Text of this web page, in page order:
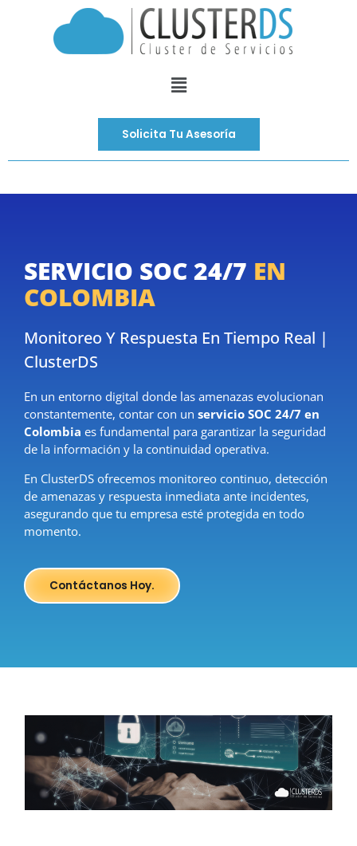
Menú
Solicita Tu Asesoría
SERVICIO SOC 24/7 EN
COLOMBIA
Monitoreo Y Respuesta En Tiempo Real |
ClusterDS
En un entorno digital donde las amenazas evolucionan
constantemente, contar con un servicio SOC 24/7 en
Colombia es fundamental para garantizar la seguridad
de la información y la continuidad operativa.
En ClusterDS ofrecemos monitoreo continuo, detección
de amenazas y respuesta inmediata ante incidentes,
asegurando que tu empresa esté protegida en todo
momento.
Contáctanos Hoy.